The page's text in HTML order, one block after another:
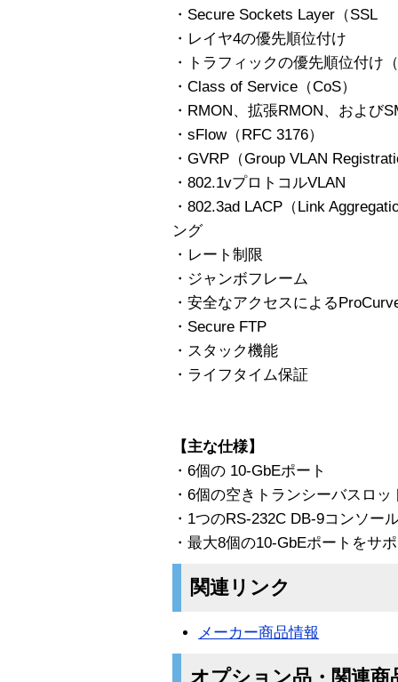
・Secure Sockets Layer（SSL
・レイヤ4の優先順位付け
・トラフィックの優先順位付け
・Class of Service（CoS）
・RMON、拡張RMON、および
・sFlow（RFC 3176）
・GVRP（Group VLAN
・802.1vプロトコルVLAN
・802.3ad LACP（Link
ング
・レート制限
・ジャンボフレーム
・安全なアクセスによる
・Secure FTP
・スタック機能
・ライフタイム保証
【主な仕様】
・6個の 10-GbEポート
・6個の空きトランシーバスロッ
・1つのRS-232C DB-9コンソー
・最大8個の10-GbEポートをサ
関連リンク
メーカー商品情報
オプション品・関連商